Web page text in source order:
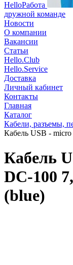
HelloРабота
дружной команде
Новости
О компании
Вакансии
Статьи
Hello.Club
Hello.Service
Доставка
Личный кабинет
Контакты
Главная
Каталог
Кабели, разъемы,
Кабель USB -
Кабель
DC-100
(blue)